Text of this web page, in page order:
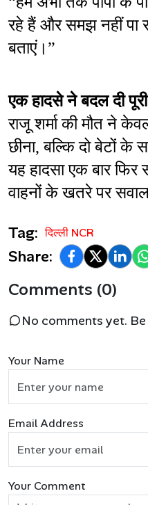
रहे हैं और समझ नहीं पा
बताएं।”
एक हादसे ने बदल दी
राजू शर्मा की मौत ने
छीना, बल्कि दो बेटों के
यह हादसा एक बार
वाहनों के खतरे पर
Tag: दिल्ली NCR
Share:
Comments (0)
No comments yet.
Your Name
Email Address
Your Comment